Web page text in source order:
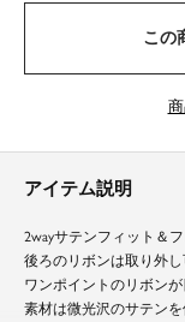
この
アイテム説明
2wayサテンフィット＆フ
後ろのリボンは取り外し
ワンポイントのリボン
素材は微光沢のサテン